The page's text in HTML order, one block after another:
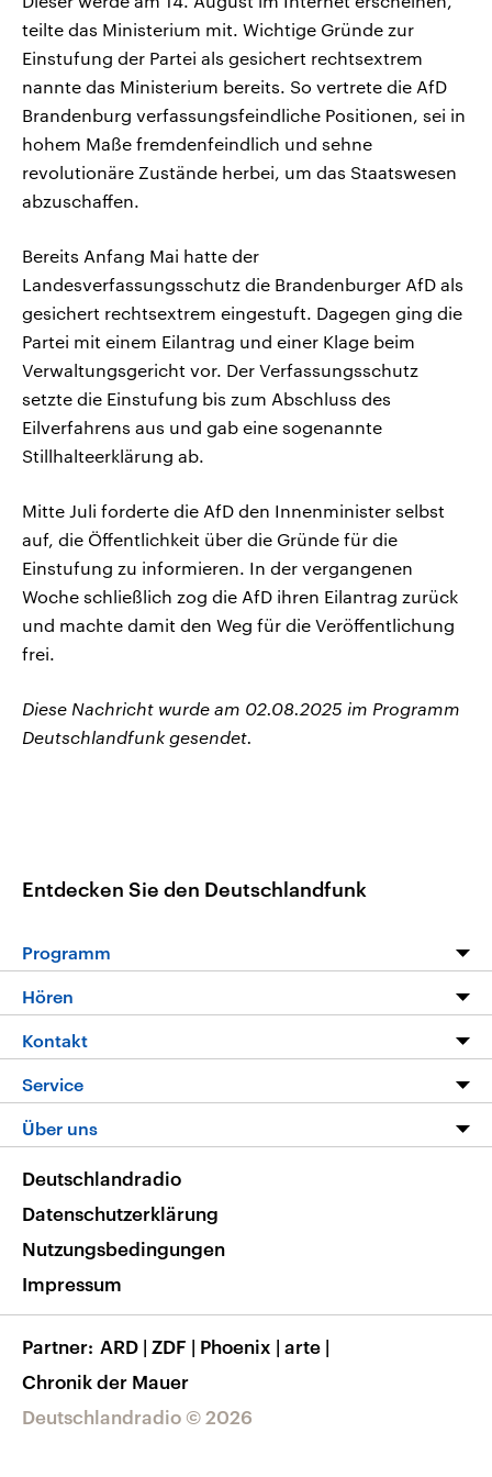
teilte das Ministerium mit. Wichtige Gründe zur
Einstufung der Partei als gesichert rechtsextrem
nannte das Ministerium bereits. So vertrete die AfD
Brandenburg verfassungsfeindliche Positionen, sei in
hohem Maße fremdenfeindlich und sehne
revolutionäre Zustände herbei, um das Staatswesen
abzuschaffen.
Bereits Anfang Mai hatte der
Landesverfassungsschutz die Brandenburger AfD als
gesichert rechtsextrem eingestuft. Dagegen ging die
Partei mit einem Eilantrag und einer Klage beim
Verwaltungsgericht vor. Der Verfassungsschutz
setzte die Einstufung bis zum Abschluss des
Eilverfahrens aus und gab eine sogenannte
Stillhalteerklärung ab.
Mitte Juli forderte die AfD den Innenminister selbst
auf, die Öffentlichkeit über die Gründe für die
Einstufung zu informieren. In der vergangenen
Woche schließlich zog die AfD ihren Eilantrag zurück
und machte damit den Weg für die Veröffentlichung
frei.
Diese Nachricht wurde am 02.08.2025 im Programm
Deutschlandfunk gesendet.
Entdecken Sie den Deutschlandfunk
Programm
Programm
Die Nachrichten
Nachrichtenleicht
Neue Beiträge auf dlf.de
Hören
Livestream
Podcasts
Deutschlandfunk App
Nachrichten App
Frequenzen
Kontakt
Hörerservice
Service
FAQ
Veranstaltungen
Musikliste
RSS
Über uns
Barrierefreiheit
Deutschlandradio © 2026
Deutschlandradio
Datenschutzerklärung
Nutzungsbedingungen
Impressum
Partner ARD | ZDF | Phoenix | arte |
Chronik der Mauer